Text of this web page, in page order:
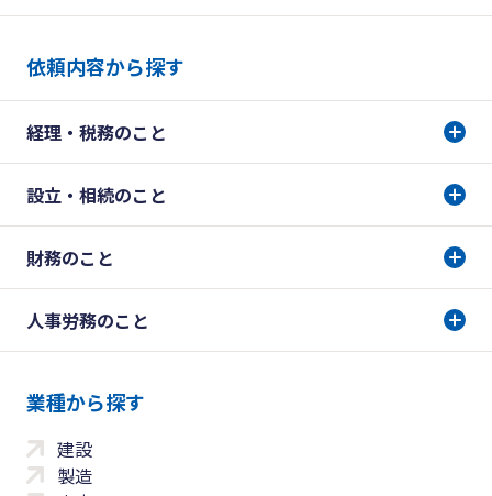
依頼内容から探す
経理・税務のこと
設立・相続のこと
財務のこと
人事労務のこと
業種から探す
建設
製造